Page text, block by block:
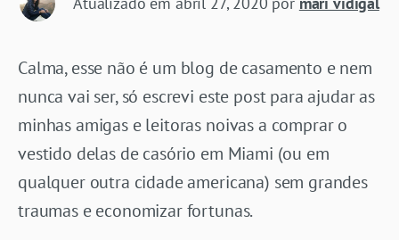
Calma, esse não é um blog de casamento e nem
nunca vai ser, só escrevi este post para ajudar as
minhas amigas e leitoras noivas a comprar o
vestido delas de casório em Miami (ou em
qualquer outra cidade americana) sem grandes
traumas e economizar fortunas.